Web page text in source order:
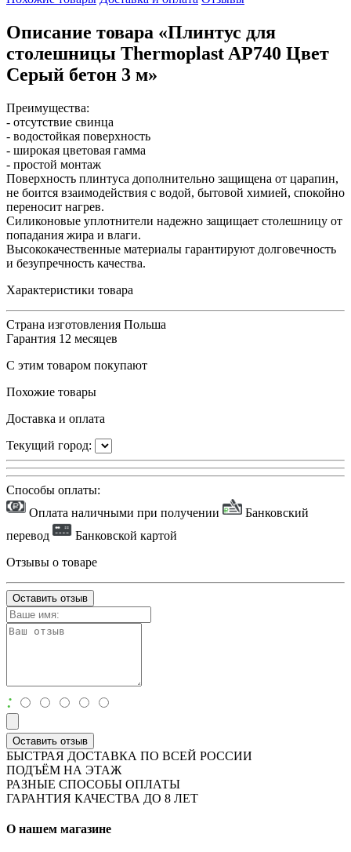
Описание товара «Плинтус для
столешницы Thermoplast AP740 Цвет
Серый бетон 3 м»
Преимущества:
- отсутствие свинца
- водостойкая поверхность
- широкая цветовая гамма
- простой монтаж
Поверхность плинтуса дополнительно защищена от царапин,
не боится взаимодействия с водой, бытовой химией, спокойно
переносит нагрев.
Силиконовые уплотнители надежно защищает столешницу от
попадания жира и влаги.
Высококачественные материалы гарантируют долговечность
и безупречность качества.
Характеристики товара
Страна изготовления Польша
Гарантия 12 месяцев
С этим товаром покупают
Похожие товары
Доставка и оплата
Текущий город:
Способы оплаты:
Оплата наличными при получении
Банковский
перевод
Банковской картой
Отзывы о товаре
Оставить отзыв
:
Оставить отзыв
БЫСТРАЯ ДОСТАВКА ПО ВСЕЙ РОССИИ
ПОДЪЁМ НА ЭТАЖ
РАЗНЫЕ СПОСОБЫ ОПЛАТЫ
ГАРАНТИЯ КАЧЕСТВА ДО 8 ЛЕТ
О нашем магазине